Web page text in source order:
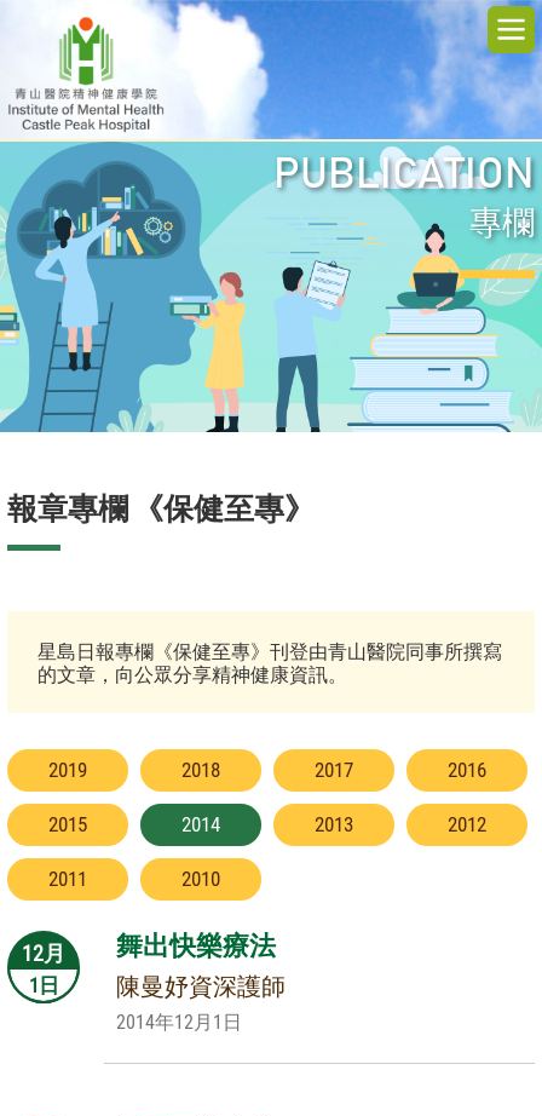
PUBLICATION
專欄
報章專欄 《保健至專》
星島日報專欄《保健至專》刊登由青山醫院同事所撰寫
的文章，向公眾分享精神健康資訊。
2019 2018 2017 2016
2015 2014 2013 2012
2011 2010
12月
1日
舞出快樂療法
陳曼妤資深護師
2014年12月1日